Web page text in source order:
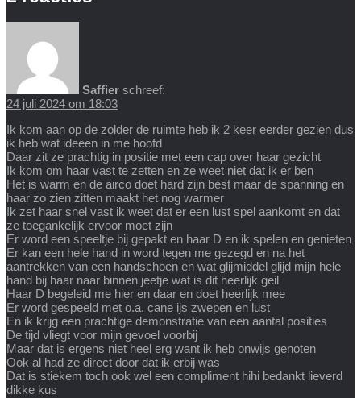
Saffier schreef:
24 juli 2024 om 18:03
Ik kom aan op de zolder de ruimte heb ik 2 keer eerder gezien dus
ik heb wat ideeen in me hoofd
Daar zit ze prachtig in positie met een cap over haar gezicht
Ik kom om haar vast te zetten en ze weet niet dat ik er ben
Het is warm en de airco doet hard zijn best maar de spanning en
haar zo zien zitten maakt het nog warmer
Ik zet haar snel vast ik weet dat er een lust spel aankomt en dat
ze toegankelijk ervoor moet zijn
Er word een speeltje bij gepakt en haar D en ik spelen en genieten
Er kan een hele hand in word tegen me gezegd en na het
aantrekken van een handschoen en wat glijmiddel glijd mijn hele
hand bij haar naar binnen jeetje wat is dit heerlijk geil
Haar D begeleid me hier en daar en doet heerlijk mee
Er word gespeeld met o.a. cane ijs zwepen en lust
En ik krijg een prachtige demonstratie van een aantal posities
De tijd vliegt voor mijn gevoel voorbij
Maar dat is ergens niet heel erg want ik heb onwijs genoten
Ook al had ze direct door dat ik erbij was
Dat is stiekem toch ook wel een compliment hihi bedankt lieverd
dikke kus